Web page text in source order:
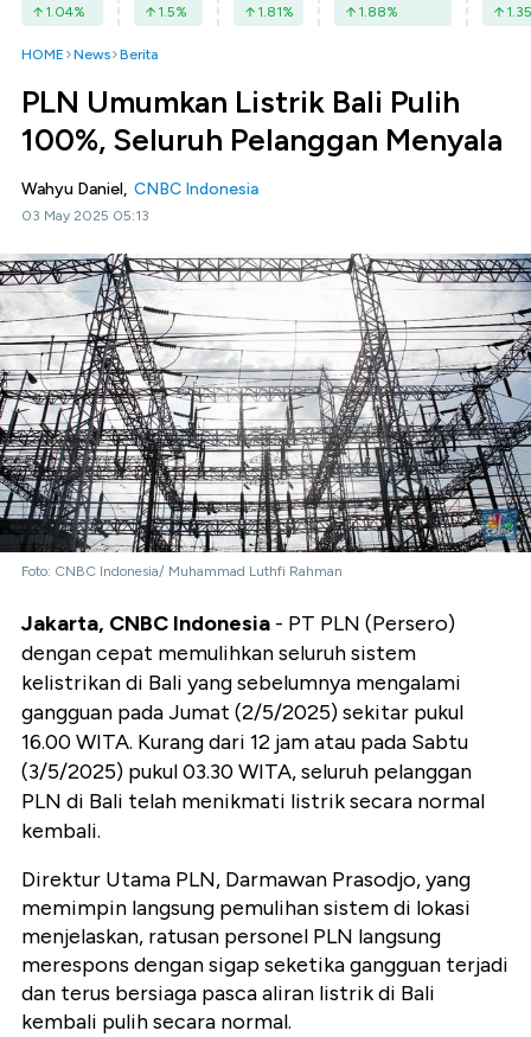
1.04% 1.5% 1.81% 1.88% 1.35
HOME News Berita
PLN Umumkan Listrik Bali Pulih
100%, Seluruh Pelanggan Menyala
Wahyu Daniel, CNBC Indonesia
03 May 2025 05:13
Foto: CNBC Indonesia/ Muhammad Luthfi Rahman
Jakarta, CNBC Indonesia - PT PLN (Persero)
dengan cepat memulihkan seluruh sistem
kelistrikan di Bali yang sebelumnya mengalami
gangguan pada Jumat (2/5/2025) sekitar pukul
16.00 WITA. Kurang dari 12 jam atau pada Sabtu
(3/5/2025) pukul 03.30 WITA, seluruh pelanggan
PLN di Bali telah menikmati listrik secara normal
kembali.
Direktur Utama PLN, Darmawan Prasodjo, yang
memimpin langsung pemulihan sistem di lokasi
menjelaskan, ratusan personel PLN langsung
merespons dengan sigap seketika gangguan terjadi
dan terus bersiaga pasca aliran listrik di Bali
kembali pulih secara normal.